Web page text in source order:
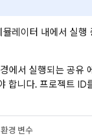
뮬레이터 내에서 실행
에서 실행되는 공유
합니다. 프로젝트 ID
환경 변수